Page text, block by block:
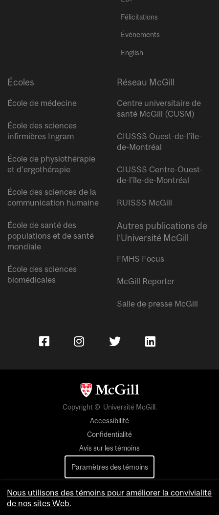
Félicitations
Événements
English
Écoles
École de médecine
École des sciences
infirmières Ingram
École de physiothérapie
et d’ergothérapie
École des sciences de la
communication humaine
École de santé des
populations et de santé
mondiale
École des sciences
biomédicales
Réseau McGill
Centre universitaire de
santé McGill (CUSM)
CIUSSS Ouest-de-l’île-
de-Montréal
CIUSSS Centre-Ouest-
de-l’île-de-Montréal
RUISSS McGill
Autres publications de
l’Université McGill
FMHS Focus
McGill Reporter
Salle de presse McGill
Copyright © Université McGill.
Accessibilité
Confidentialité
Avis sur les témoins
Paramètres des témoins
Pour nous joindre
Nous utilisons des témoins pour améliorer la convivialité
de nos sites Web.